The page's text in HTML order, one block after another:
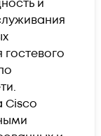
и
Cisco